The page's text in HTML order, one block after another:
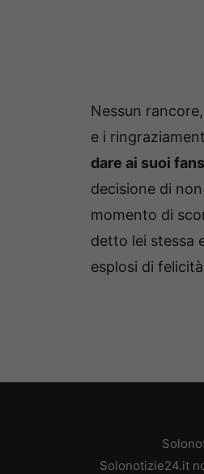
Nessun
e i
dare ai suoi
decisione di
momento di
detto lei stessa
esplosi di
Solonotizie24.it